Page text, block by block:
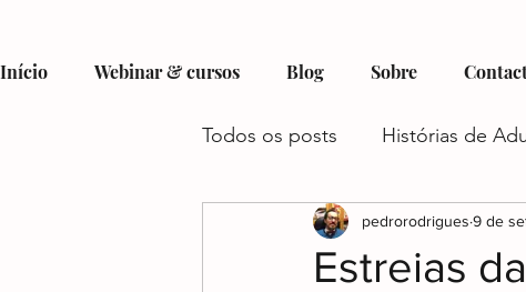
Início Webinar & cursos Blog Sobre
Todos os posts Histórias de
Hobbies e Interesses no
Estreias
pedrorodrigues 9 de